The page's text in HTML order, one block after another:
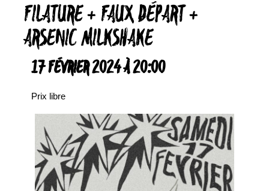
FILATURE + FAUX DÉPART +
ARSENIC MILKSHAKE
17 FÉVRIER 2024 À 20:00
Prix libre